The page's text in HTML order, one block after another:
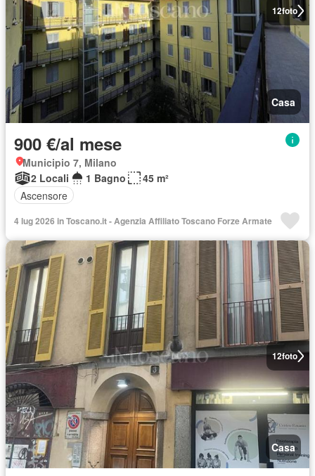
12foto
Casa
900 €/al mese
Municipio 7, Milano
2 Locali
1 Bagno
45 m²
Ascensore
4 lug 2026 in Toscano.it - Agenzia Affiliato Toscano Forze Armate
12foto
Casa